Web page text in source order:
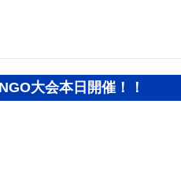
大会本日開催！！